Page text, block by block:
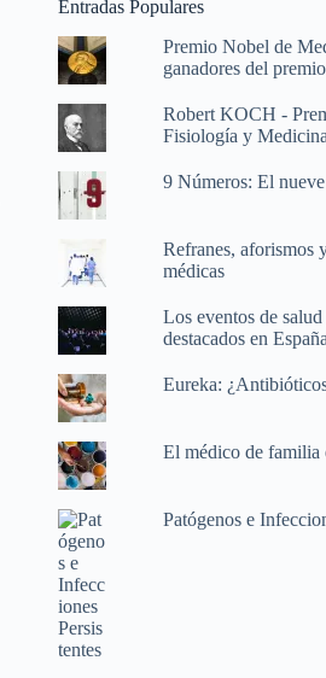
Entradas Populares
Premio Nobel de
ganadores del premio
Robert KOCH -
Fisiología y
9 Números: El nueve
Refranes, aforismos
médicas
Los eventos de
destacados en
Eureka:
El médico de familia
Patógenos e